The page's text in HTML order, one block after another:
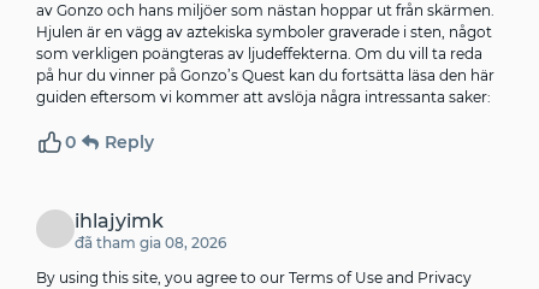
av Gonzo och hans miljöer som nästan hoppar ut från skärmen.
Hjulen är en vägg av aztekiska symboler graverade i sten, något
som verkligen poängteras av ljudeffekterna. Om du vill ta reda
på hur du vinner på Gonzo’s Quest kan du fortsätta läsa den här
guiden eftersom vi kommer att avslöja några intressanta saker:
0 Reply
ihlajyimk
đã tham gia 08, 2026
By using this site, you agree to our Terms of Use and Privacy